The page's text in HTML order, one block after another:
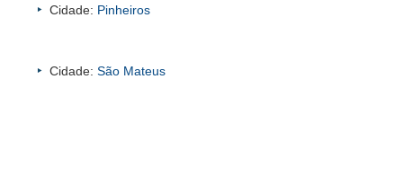
Cidade: Pinheiros
Cidade: São Mateus